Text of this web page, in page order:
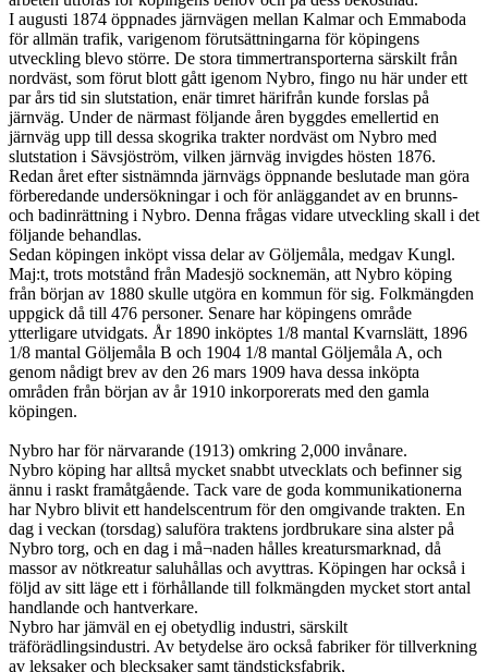
I augusti 1874 öppnades järnvägen mellan Kalmar och Emmaboda
för allmän trafik, varigenom förutsättningarna för köpingens
utveckling blevo större. De stora timmertransporterna särskilt från
nordväst, som förut blott gått igenom Nybro, fingo nu här under ett
par års tid sin slutstation, enär timret härifrån kunde forslas på
järnväg. Under de närmast följande åren byggdes emellertid en
järnväg upp till dessa skogrika trakter nordväst om Nybro med
slutstation i Sävsjöström, vilken järnväg invigdes hösten 1876.
Redan året efter sistnämnda järnvägs öppnande beslutade man göra
förberedande undersökningar i och för anläggandet av en brunns-
och badinrättning i Nybro. Denna frågas vidare utveckling skall i det
följande behandlas.
Sedan köpingen inköpt vissa delar av Göljemåla, medgav Kungl.
Maj:t, trots motstånd från Madesjö socknemän, att Nybro köping
från början av 1880 skulle utgöra en kommun för sig. Folkmängden
uppgick då till 476 personer. Senare har köpingens område
ytterligare utvidgats. År 1890 inköptes 1/8 mantal Kvarnslätt, 1896
1/8 mantal Göljemåla B och 1904 1/8 mantal Göljemåla A, och
genom nådigt brev av den 26 mars 1909 hava dessa inköpta
områden från början av år 1910 inkorporerats med den gamla
köpingen.
Nybro har för närvarande (1913) omkring 2,000 invånare.
Nybro köping har alltså mycket snabbt utvecklats och befinner sig
ännu i raskt framåtgående. Tack vare de goda kommunikationerna
har Nybro blivit ett handelscentrum för den omgivande trakten. En
dag i veckan (torsdag) saluföra traktens jordbrukare sina alster på
Nybro torg, och en dag i må¬naden hålles kreatursmarknad, då
massor av nötkreatur saluhållas och avyttras. Köpingen har också i
följd av sitt läge ett i förhållande till folkmängden mycket stort antal
handlande och hantverkare.
Nybro har jämväl en ej obetydlig industri, särskilt
träförädlingsindustri. Av betydelse äro också fabriker för tillverkning
av leksaker och blecksaker samt tändsticksfabrik,